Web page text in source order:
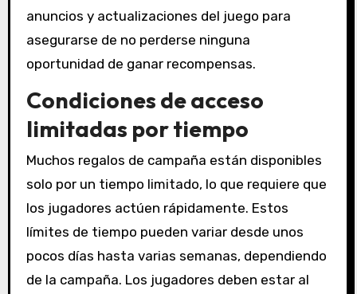
anuncios y actualizaciones del juego para
asegurarse de no perderse ninguna
oportunidad de ganar recompensas.
Condiciones de acceso
limitadas por tiempo
Muchos regalos de campaña están disponibles
solo por un tiempo limitado, lo que requiere que
los jugadores actúen rápidamente. Estos
límites de tiempo pueden variar desde unos
pocos días hasta varias semanas, dependiendo
de la campaña. Los jugadores deben estar al